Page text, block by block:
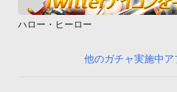
ハロー・ヒーロー
他のガチャ実施中ア